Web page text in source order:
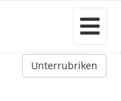
Unterrubriken